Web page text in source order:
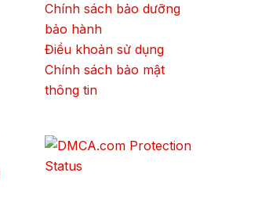
Chính sách bảo dưỡng
bảo hành
Điều khoản sử dụng
Chính sách bảo mật
thông tin